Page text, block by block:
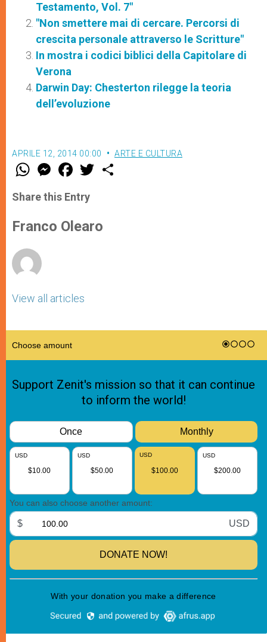
Testamento, Vol. 7"
"Non smettere mai di cercare. Percorsi di
crescita personale attraverso le Scritture"
In mostra i codici biblici della Capitolare di
Verona
Darwin Day: Chesterton rilegge la teoria
dell’evoluzione
APRILE 12, 2014 00:00 ARTE E CULTURA
W
t
s
p
p
M
e
s
e
g
e
F
a
e
b
o
k
w
r
Share this Entry
Franco Olearo
View all articles